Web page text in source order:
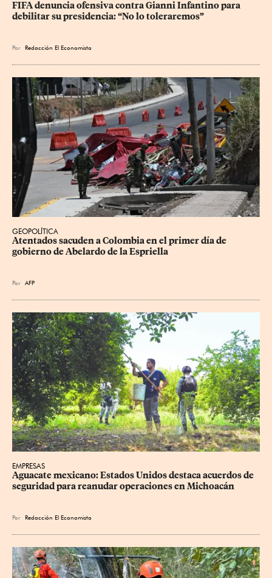
FIFA denuncia ofensiva contra Gianni Infantino para
debilitar su presidencia: “No lo toleraremos”
Por Redacción El Economista
GEOPOLÍTICA
Atentados sacuden a Colombia en el primer día de
gobierno de Abelardo de la Espriella
Por AFP
EMPRESAS
Aguacate mexicano: Estados Unidos destaca acuerdos de
seguridad para reanudar operaciones en Michoacán
Por Redacción El Economista